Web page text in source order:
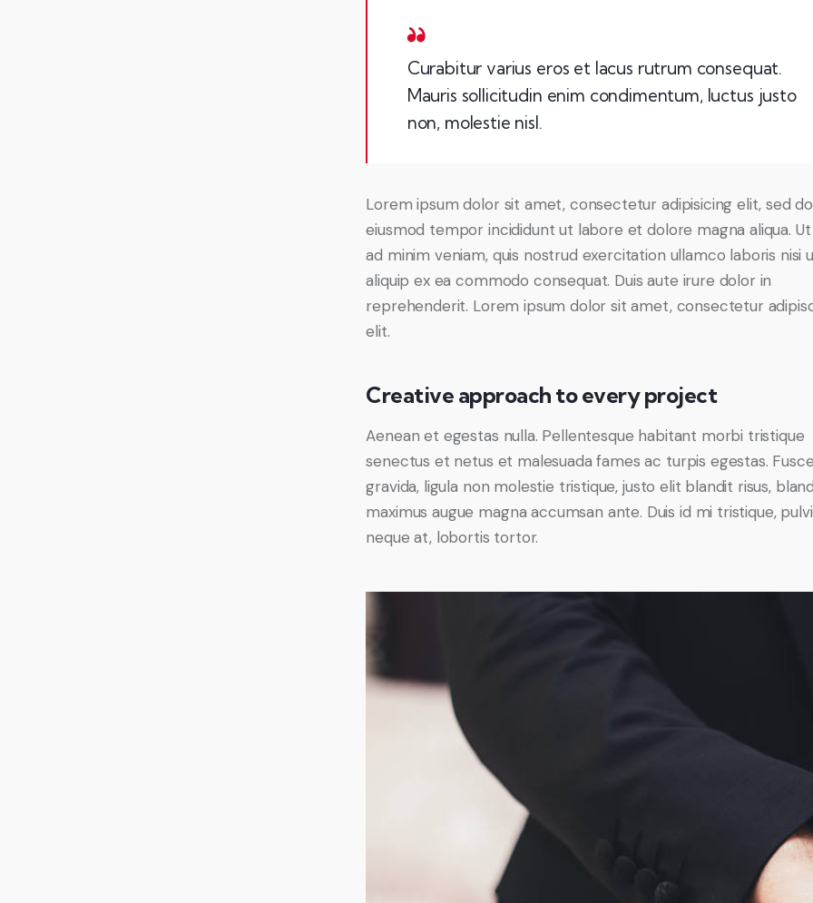
Curabitur varius eros et lacus rutrum consequat.
Mauris sollicitudin enim condimentum, luctus justo
non, molestie nisl.
Lorem ipsum dolor sit amet, consectetur adipisicing elit, sed do
eiusmod tempor incididunt ut labore et dolore magna aliqua.
ad minim veniam, quis nostrud exercitation ullamco laboris nisi
aliquip ex ea commodo consequat. Duis aute irure dolor in
reprehenderit. Lorem ipsum dolor sit amet, consectetur
elit.
Creative approach to every project
Aenean et egestas nulla. Pellentesque habitant morbi tristique
senectus et netus et malesuada fames ac turpis egestas.
gravida, ligula non molestie tristique, justo elit blandit risus,
maximus augue magna accumsan ante. Duis id mi tristique,
neque at, lobortis tortor.